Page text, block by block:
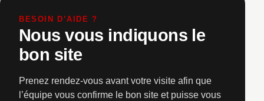
BESOIN D’AIDE ?
Nous vous indiquons le
bon site
Prenez rendez-vous avant votre visite afin que
l’équipe vous confirme le bon site et puisse vous